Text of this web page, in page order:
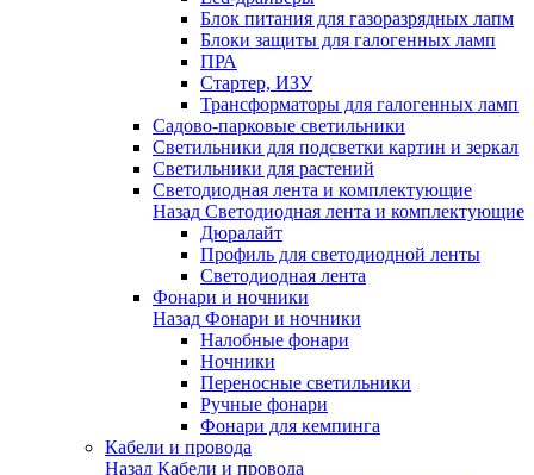
Блок питания для газоразрядных лапм
Блоки защиты для галогенных ламп
ПРА
Стартер, ИЗУ
Трансформаторы для галогенных ламп
Садово-парковые светильники
Светильники для подсветки картин и зеркал
Светильники для растений
Светодиодная лента и комплектующие
Назад Светодиодная лента и комплектующие
Дюралайт
Профиль для светодиодной ленты
Светодиодная лента
Фонари и ночники
Назад Фонари и ночники
Налобные фонари
Ночники
Переносные светильники
Ручные фонари
Фонари для кемпинга
Кабели и провода
Назад Кабели и провода